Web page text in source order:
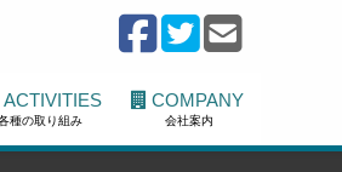
ACTIVITIES
種の取り組み
COMPANY
会社案内